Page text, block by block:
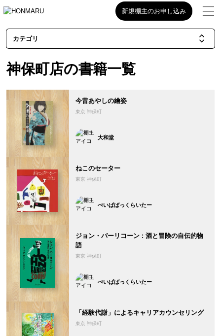
新規棚主のお申し込み
カテゴリ
神保町店の書籍一覧
今昔あやしの繪姿
東京 神保町
大和堂
ねこのセーター
東京 神保町
ぺいぱばっくらいたー
ジョン・バーリコーン : 酒と冒険の自伝的物
語
東京 神保町
ぺいぱばっくらいたー
「経験代謝」によるキャリアカウンセリング
東京 神保町